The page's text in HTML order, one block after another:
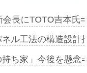
会長にTOTO吉本氏
ル工法の構造設
ち家」今後を懸